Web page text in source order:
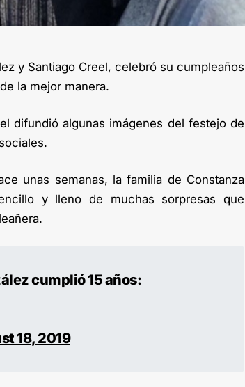
y Santiago Creel, celebró su cumpleaños
la mejor manera.
difundió algunas imágenes del festejo de
unas semanas, la familia de Constanza
y lleno de muchas sorpresas que
cumplió 15 años:
18, 2019